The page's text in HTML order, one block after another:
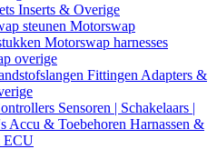
Inserts & Overige
steunen Motorswap
Motorswap harnesses
overige
Fittingen Adapters &
Sensoren | Schakelaars |
Accu & Toebehoren Harnassen &
ECU